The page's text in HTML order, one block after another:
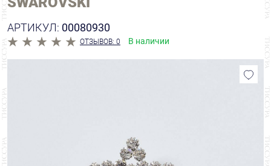
АРТИКУЛ: 00080930
ОТЗЫВОВ: 0 В наличии